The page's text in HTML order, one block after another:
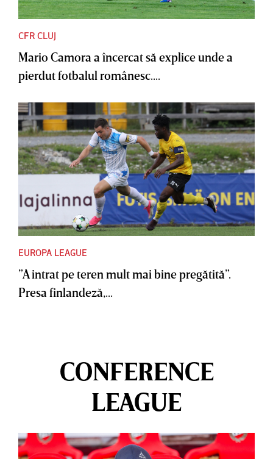
CFR CLUJ
Mario Camora a încercat să explice unde a
pierdut fotbalul românesc....
EUROPA LEAGUE
”A intrat pe teren mult mai bine pregătită”.
Presa finlandeză,...
CONFERENCE
LEAGUE